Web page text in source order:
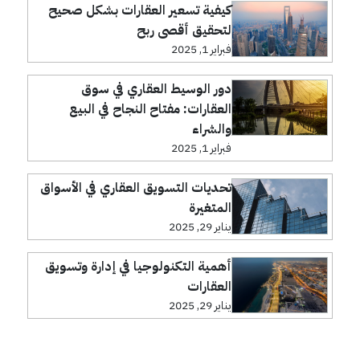
كيفية تسعير العقارات بشكل صحيح
لتحقيق أقصى ربح
فبراير 1, 2025
دور الوسيط العقاري في سوق
العقارات: مفتاح النجاح في البيع
والشراء
فبراير 1, 2025
تحديات التسويق العقاري في الأسواق
المتغيرة
يناير 29, 2025
أهمية التكنولوجيا في إدارة وتسويق
العقارات
يناير 29, 2025